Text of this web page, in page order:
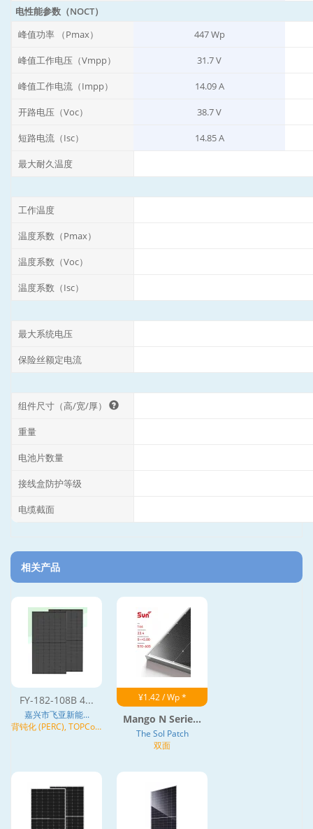
电性能参数（NOCT）
峰值功率 （Pmax）
447 Wp
峰值工作电压（Vmpp） 31.7 V
峰值工作电流（Impp） 14.09 A
开路电压（Voc） 38.7 V
短路电流（Isc） 14.85 A
最大耐久温度
工作温度
温度系数（Pmax）
温度系数（Voc）
温度系数（Isc）
最大系统电压
保险丝额定电流
组件尺寸（高/宽/厚）
重量
电池片数量
接线盒防护等级
电缆截面
相关产品
FY-182-108B 4...
嘉兴市飞亚新能...
背钝化 (PERC), TOPCon,
¥1.42 / Wp *
Mango N Serie...
The Sol Patch
双面